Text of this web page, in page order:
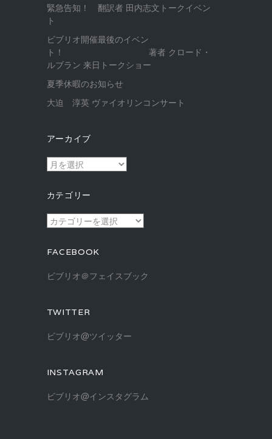
緊急告知！ 翻訳者 田内志文トークイベン
ト
ビブリオ開催最後のイベン
ト！ 著者 クロード・
ルブラン 来日トークショー
夏季休暇のお知らせ
大迫 淳英 ヴァイオリンコンサート
アーカイブ
ア
ー
イ
ブ
カテゴリー
カ
テ
リ
ー
FACEBOOK
ビブリオ＠フェイスブック
TWITTER
ビブリオ@ツイッター
INSTAGRAM
ビブリオ@インスタグラム